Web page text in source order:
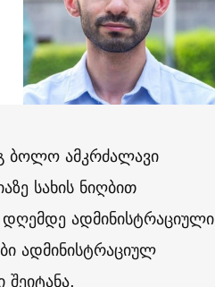
ბოლო ამკრძალავი
სახის ნიღბით
დღემდე ადმინისტრაციული
ადმინისტრაციულ